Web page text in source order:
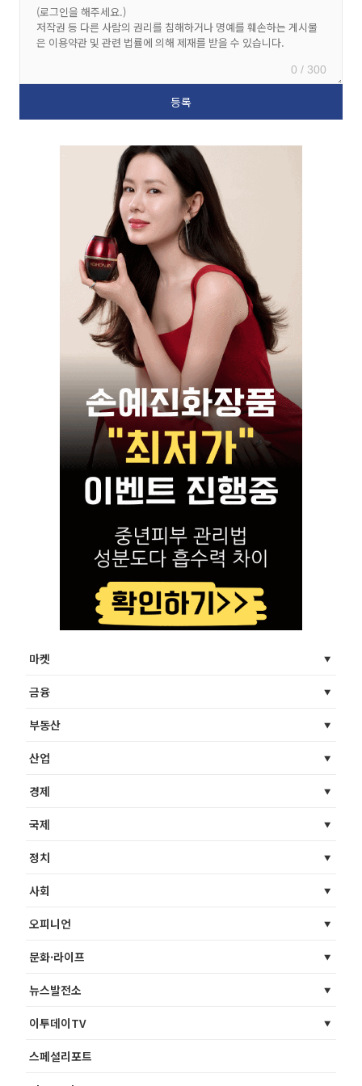
0 / 300
마켓
금융
부동산
산업
경제
국제
정치
사회
오피니언
문화·라이프
뉴스발전소
이투데이TV
스페셜리포트